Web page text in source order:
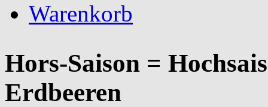
Warenkorb
Hors-Saison =
Erdbeeren